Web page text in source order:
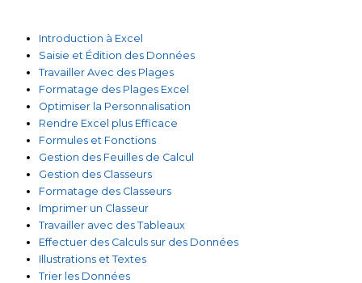
Introduction à Excel
Saisie et Édition des Données
Travailler Avec des Plages
Formatage des Plages Excel
Optimiser la Personnalisation
Rendre Excel plus Efficace
Formules et Fonctions
Gestion des Feuilles de Calcul
Gestion des Classeurs
Formatage des Classeurs
Imprimer un Classeur
Travailler avec des Tableaux
Effectuer des Calculs sur des Données
Illustrations et Textes
Trier les Données